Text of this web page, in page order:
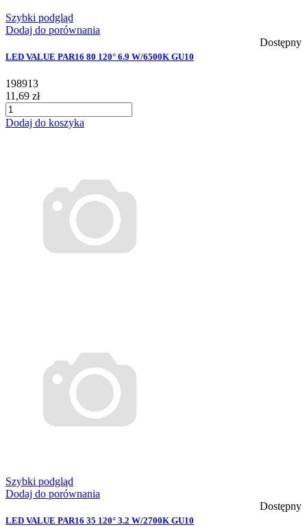
Szybki podgląd
Dodaj do porównania
Dostępny
LED VALUE PAR16 80 120° 6.9 W/6500K GU10
198913
11,69 zł
Dodaj do koszyka
Szybki podgląd
Dodaj do porównania
Dostępny
LED VALUE PAR16 35 120° 3.2 W/2700K GU10